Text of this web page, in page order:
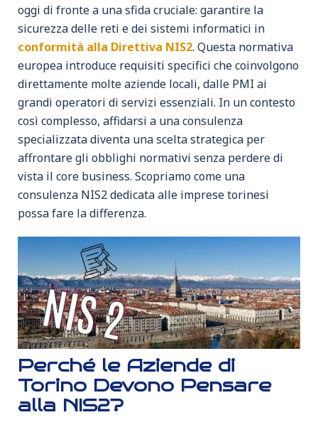
oggi di fronte a una sfida cruciale: garantire la
sicurezza delle reti e dei sistemi informatici in
conformità alla Direttiva NIS2. Questa normativa
europea introduce requisiti specifici che coinvolgono
direttamente molte aziende locali, dalle PMI ai
grandi operatori di servizi essenziali. In un contesto
così complesso, affidarsi a una consulenza
specializzata diventa una scelta strategica per
affrontare gli obblighi normativi senza perdere di
vista il core business. Scopriamo come una
consulenza NIS2 dedicata alle imprese torinesi
possa fare la differenza.
Perché le Aziende di
Torino Devono Pensare
alla NIS2?